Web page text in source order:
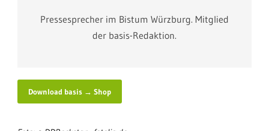
Pressesprecher im Bistum Würzburg. Mitglied
der basis-Redaktion.
Download basis → Shop